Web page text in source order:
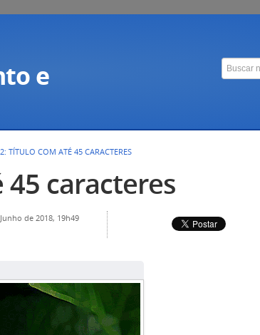
e
TÍTULO COM ATÉ 45 CARACTERES
caracteres
de 2018, 19h49